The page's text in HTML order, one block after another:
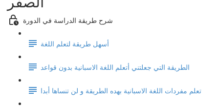
شرح طريقة الدراسة في الدورة
أسهل طريقة لتعلم اللغة
الطريقة التي جعلتني أتعلم اللغة الاسبانية بدون قواعد
تعلم مفردات اللغة الاسبانية بهده الطريقة و لن تنساها أبدا